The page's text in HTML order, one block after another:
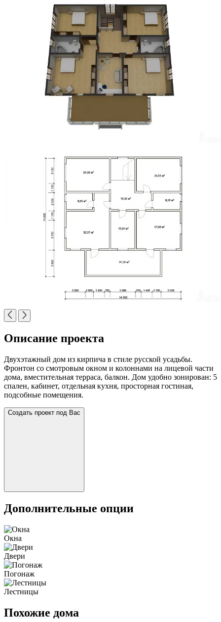
Описание проекта
Двухэтажный дом из кирпича в стиле русской усадьбы.
Фронтон со смотровым окном и колоннами на лицевой части
дома, вместительная терраса, балкон. Дом удобно зонирован: 5
спален, кабинет, отдельная кухня, просторная гостиная,
подсобные помещения.
Создать проект под Вас
Дополнительные опции
Окна
Двери
Погонаж
Лестницы
Похожие дома